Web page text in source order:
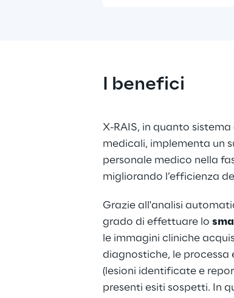
I benefici
X-RAIS, in quanto
medicali, implementa un
personale medico nella
migliorando l’efficienza
Grazie all'analisi
grado di effettuare lo
le immagini cliniche
diagnostiche, le processa
(lesioni identificate e
presenti esiti sospetti. In